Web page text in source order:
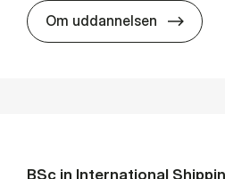
Om uddannelsen BSc
BSc in In­ter­na­tion­al